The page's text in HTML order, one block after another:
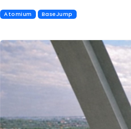
Atomium BaseJump